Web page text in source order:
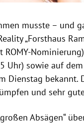
musste – und
„Forsthaus
ROMY-
Uhr) sowie auf
Dienstag
und sehr
Absägen“